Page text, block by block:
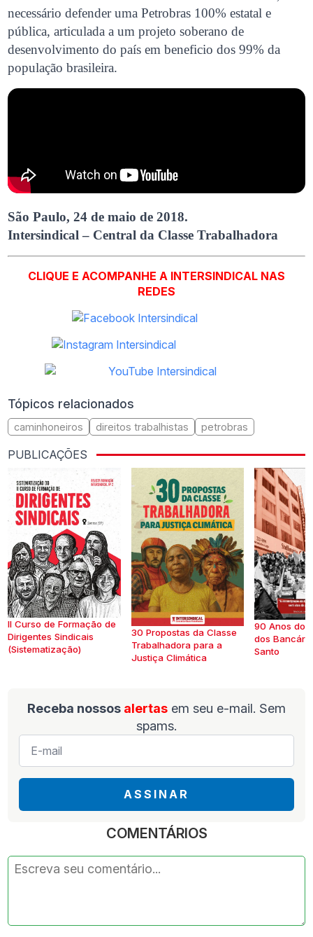
necessário defender uma Petrobras 100% estatal e
pública, articulada a um projeto soberano de
desenvolvimento do país em beneficio dos 99% da
população brasileira.
São Paulo, 24 de maio de 2018.
Intersindical – Central da Classe Trabalhadora
CLIQUE E ACOMPANHE A INTERSINDICAL NAS
REDES
Tópicos relacionados
caminhoneiros direitos trabalhistas petrobras
PUBLICAÇÕES
II Curso de Formação de
Dirigentes Sindicais
(Sistematização)
30 Propostas da Classe
Trabalhadora para a
Justiça Climática
90 Anos do
dos
Santo
Receba nossos alertas em seu e-mail. Sem
spams.
E-
mail
ASSINAR
COMENTÁRIOS